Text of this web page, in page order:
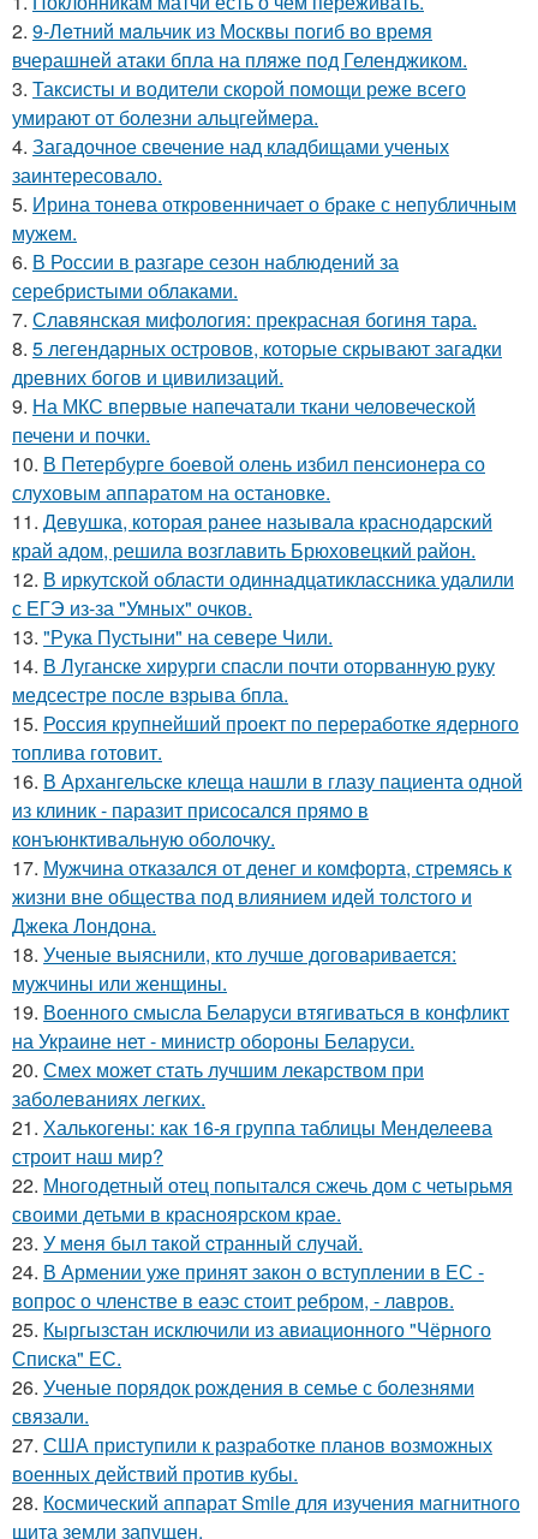
2. 9-Лeтний мaльчик из Москвы погиб во время
вчерашней атаки бпла на пляже под Геленджиком.
3. Таксисты и водители скорой помощи реже всего
умирают от болезни альцгеймера.
4. Загадочное свечение над кладбищами ученых
заинтересовало.
5. Ирина тонева откровенничает о браке с непубличным
мужем.
6. В России в разгаре сезон наблюдений за
серебристыми облаками.
7. Славянская мифология: прекрасная богиня тара.
8. 5 легендарных островов, которые скрывают загадки
древних богов и цивилизаций.
9. На МКС впервые напечатали ткани человеческой
печени и почки.
10. В Петербурге боевой олень избил пенсионера со
слуховым аппаратом на остановке.
11. Девушка, которая ранее называла краснодарский
край адом, решила возглавить Брюховецкий район.
12. В иркутской области одиннадцатиклассника удалили
с ЕГЭ из-за "Умных" очков.
13. "Рука Пустыни" на севере Чили.
14. В Луганске хирурги спасли почти оторванную руку
медсестре после взрыва бпла.
15. Россия крупнейший проект по переработке ядерного
топлива готовит.
16. В Архангельске клеща нашли в глазу пациента одной
из клиник - паразит присосался прямо в
конъюнктивальную оболочку.
17. Мужчина отказался от денег и комфорта, стремясь к
жизни вне общества под влиянием идей толстого и
Джека Лондона.
18. Ученые выяснили, кто лучше договаривается:
мужчины или женщины.
19. Военного смысла Беларуси втягиваться в конфликт
на Украине нет - министр обороны Беларуси.
20. Смех может стать лучшим лекарством при
заболеваниях легких.
21. Халькогены: как 16-я группа таблицы Менделеева
строит наш мир?
22. Многодетный отец попытался сжечь дом с четырьмя
своими детьми в красноярском крае.
23. У мeня был тaкой cтранный слyчай.
24. В Армении уже принят закон о вступлении в ЕС -
вопрос о членстве в еаэс стоит ребром, - лавров.
25. Кыргызстан исключили из авиационного "Чёрного
Списка" ЕС.
26. Ученые порядок рождения в семье с болезнями
связали.
27. США приступили к разработке планов возможных
военных действий против кубы.
28. Космический аппарат Smile для изучения магнитного
щита земли запущен.